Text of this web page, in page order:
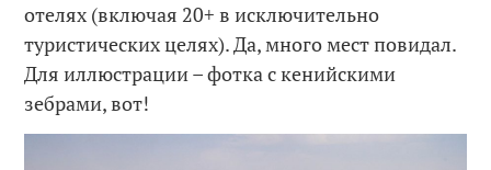
отелях (включая 20+ в исключительно
туристических целях). Да, много мест повидал.
Для иллюстрации – фотка с кенийскими
зебрами, вот!